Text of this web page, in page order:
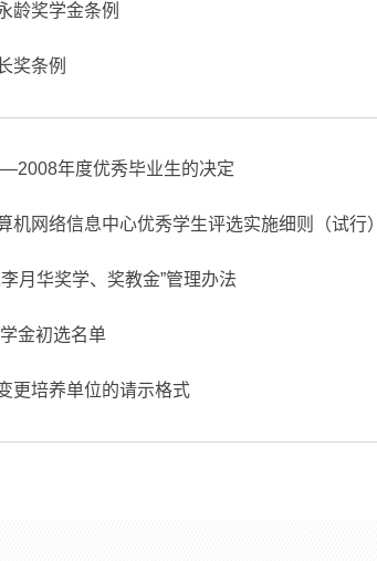
龄奖学金条例
奖条例
年度优秀毕业生的决定
机网络信息中心优秀学生评选实施细则（试行）
月华奖学、奖教金”管理办法
金初选名单
更培养单位的请示格式